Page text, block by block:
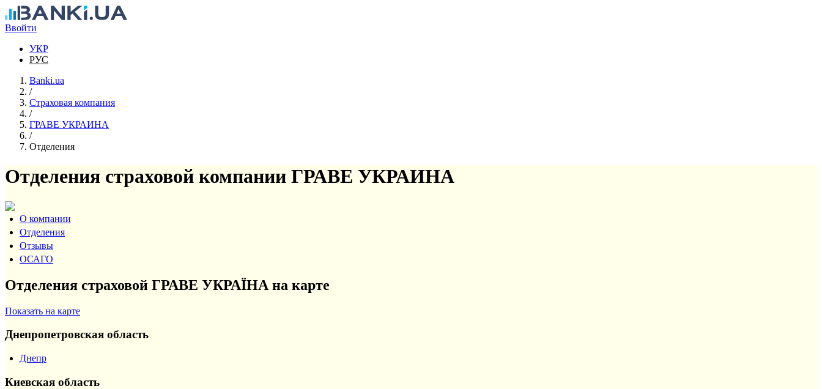
Перейти к основному содержанию
Ввойти
УКР
РУС
Banki.ua
/
Страховая компания
/
ГРАВЕ УКРАИНА
/
Отделения
Отделения страховой компании ГРАВЕ УКРАИНА
О компании
Отделения
Отзывы
ОСАГО
Отделения страховой ГРАВЕ УКРАЇНА на карте
Показать на карте
Днепропетровская область
Днепр
Киевская область